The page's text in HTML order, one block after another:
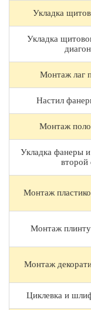
Укладка
Укладка
Монтаж лаг
Настил
Монтаж
Укладка фанеры
второй
Монтаж
Монтаж
Монтаж
Циклевка и